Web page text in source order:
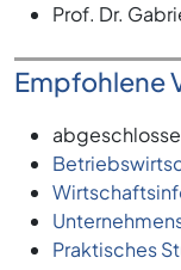
Prof. Dr.
Empfohlene
Praktisches